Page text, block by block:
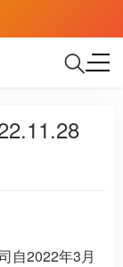
自2022年3月